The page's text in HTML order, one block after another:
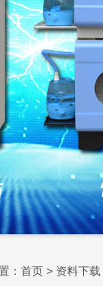
： 首页 > 资料下载